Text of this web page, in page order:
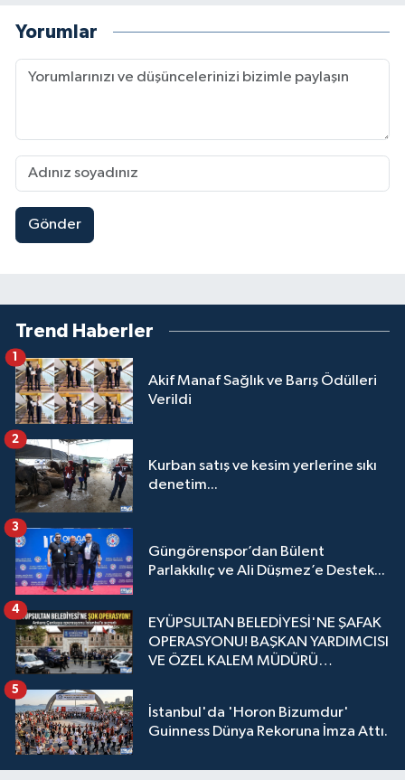
Yorumlar
Gönder
Trend Haberler
Akif Manaf Sağlık ve Barış Ödülleri
Verildi
1
Kurban satış ve kesim yerlerine sıkı
denetim...
2
Güngörenspor’dan Bülent
Parlakkılıç ve Ali Düşmez’e Destek...
3
EYÜPSULTAN BELEDİYESİ'NE ŞAFAK
OPERASYONU! BAŞKAN YARDIMCISI
VE ÖZEL KALEM MÜDÜRÜ
4
İstanbul'da 'Horon Bizumdur'
Guinness Dünya Rekoruna İmza Attı.
5